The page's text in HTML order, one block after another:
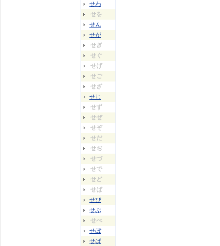
せわ
せを
せん
せが
せぎ
せぐ
せげ
せご
せざ
せじ
せず
せぜ
せぞ
せだ
せぢ
せづ
せで
せど
せば
せび
せぶ
せべ
せぼ
せぱ